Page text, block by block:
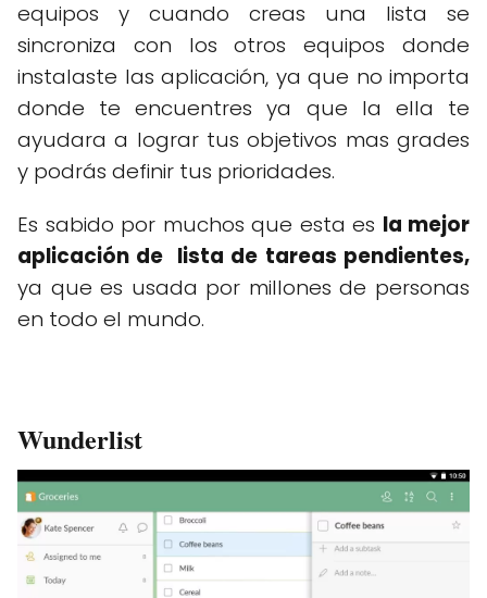
equipos y cuando creas una lista se
sincroniza con los otros equipos donde
instalaste las aplicación, ya que no importa
donde te encuentres ya que la ella te
ayudara a lograr tus objetivos mas grades
y podrás definir tus prioridades.
Es sabido por muchos que esta es la mejor
aplicación de lista de tareas pendientes,
ya que es usada por millones de personas
en todo el mundo.
Wunderlist